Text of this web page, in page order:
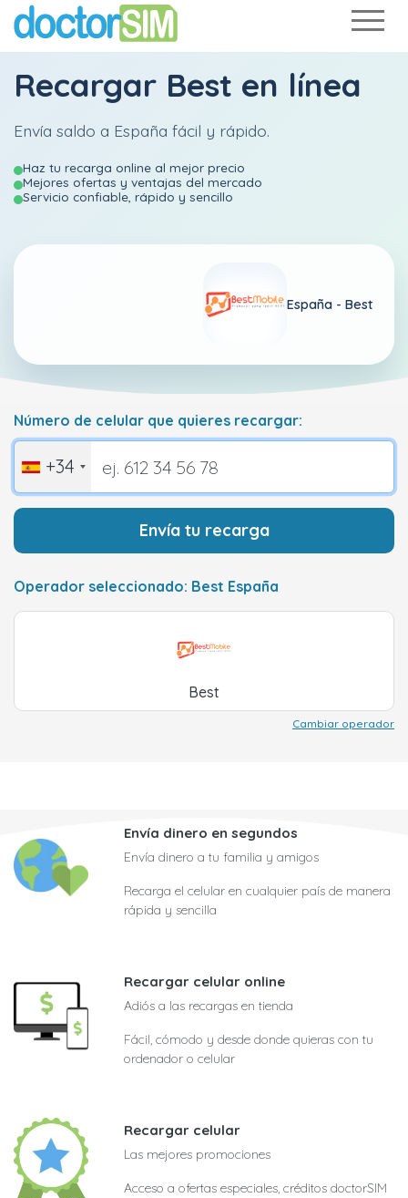
Recargar Best en línea
Envía saldo a España fácil y rápido.
Haz tu recarga online al mejor precio
Mejores ofertas y ventajas del mercado
Servicio confiable, rápido y sencillo
España - Best
Número de celular que quieres recargar:
+34
Envía tu recarga
Operador seleccionado: Best España
Best
Cambiar operador
Envía dinero en segundos
Envía dinero a tu familia y amigos
Recarga el celular en cualquier país de manera
rápida y sencilla
Recargar celular online
Adiós a las recargas en tienda
Fácil, cómodo y desde donde quieras con tu
ordenador o celular
Recargar celular
Las mejores promociones
Acceso a ofertas especiales, créditos doctorSIM